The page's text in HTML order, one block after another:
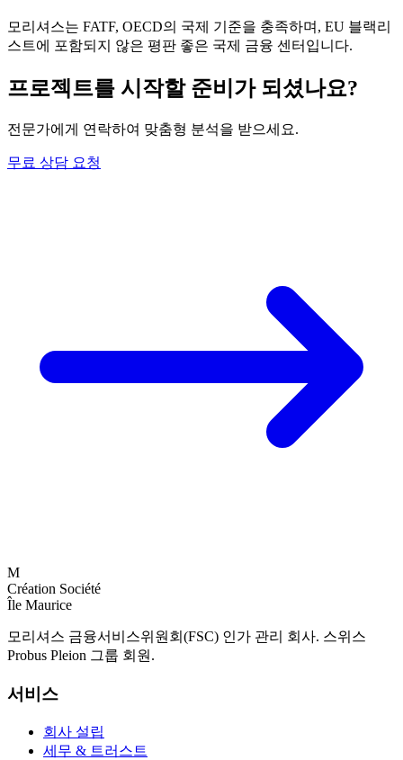
모리셔스는 FATF, OECD의 국제 기준을 충족하며, EU 블랙리
스트에 포함되지 않은 평판 좋은 국제 금융 센터입니다.
프로젝트를 시작할 준비가 되셨나요?
전문가에게 연락하여 맞춤형 분석을 받으세요.
무료 상담 요청
M
Création Société
Île Maurice
모리셔스 금융서비스위원회(FSC) 인가 관리 회사. 스위스
Probus Pleion 그룹 회원.
서비스
회사 설립
세무 & 트러스트